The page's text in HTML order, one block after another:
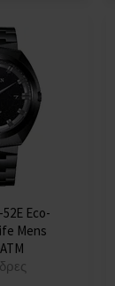
Eco-
Mens